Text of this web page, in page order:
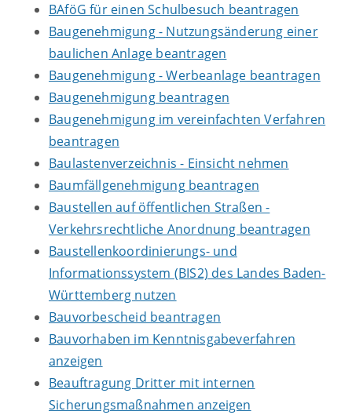
BAföG für einen Schulbesuch beantragen
Baugenehmigung - Nutzungsänderung einer
baulichen Anlage beantragen
Baugenehmigung - Werbeanlage beantragen
Baugenehmigung beantragen
Baugenehmigung im vereinfachten Verfahren
beantragen
Baulastenverzeichnis - Einsicht nehmen
Baumfällgenehmigung beantragen
Baustellen auf öffentlichen Straßen -
Verkehrsrechtliche Anordnung beantragen
Baustellenkoordinierungs- und
Informationssystem (BIS2) des Landes Baden-
Württemberg nutzen
Bauvorbescheid beantragen
Bauvorhaben im Kenntnisgabeverfahren
anzeigen
Beauftragung Dritter mit internen
Sicherungsmaßnahmen anzeigen